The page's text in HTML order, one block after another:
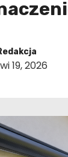
19, 2026